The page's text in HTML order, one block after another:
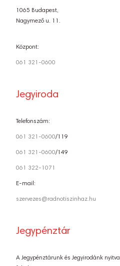
1065 Budapest,
Nagymező u. 11.
Központ:
061 321-0600
Jegyiroda
Telefonszám:
061 321-0600/119
061 321-0600/149
061 322-1071
E-mail:
szervezes@radnotiszinhaz.hu
Jegypénztár
A Jegypénztárunk és Jegyirodánk